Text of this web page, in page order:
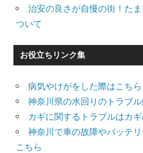
治安の良さが自慢の街！た
ついて
お役立ちリンク集
病気やけがをした際はこちら
神奈川県の水回りのトラブ
カギに関するトラブルはカ
神奈川で車の故障やバッテ
こちら